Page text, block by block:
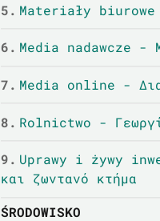
5. Materiały biurowe
6. Media nadawcze -
7. Media online -
8. Rolnictwo -
9. Uprawy i żywy
και ζωντανό κτήμα
ŚRODOWISKO